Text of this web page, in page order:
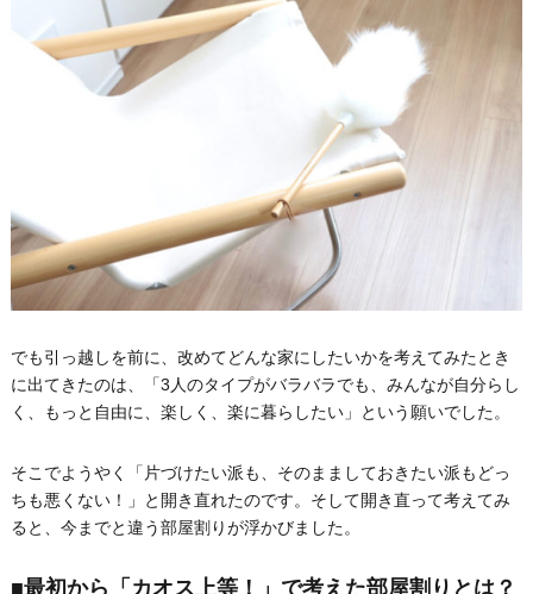
でも引っ越しを前に、改めてどんな家にしたいかを考えてみたとき
に出てきたのは、「3人のタイプがバラバラでも、みんなが自分らし
く、もっと自由に、楽しく、楽に暮らしたい」という願いでした。
そこでようやく「片づけたい派も、そのまましておきたい派もどっ
ちも悪くない！」と開き直れたのです。そして開き直って考えてみ
ると、今までと違う部屋割りが浮かびました。
■最初から「カオス上等！」で考えた部屋割りとは？